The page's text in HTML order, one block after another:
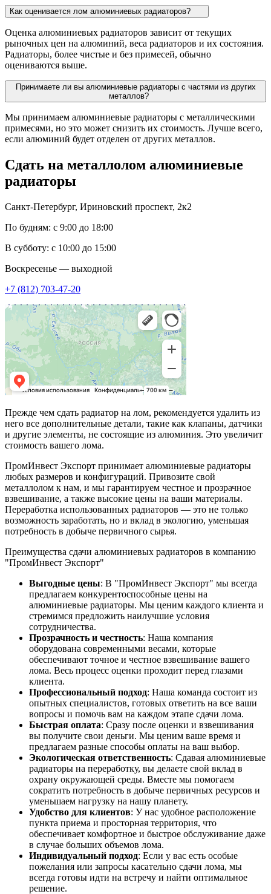
Как оценивается лом алюминиевых радиаторов?
Оценка алюминиевых радиаторов зависит от текущих
рыночных цен на алюминий, веса радиаторов и их состояния.
Радиаторы, более чистые и без примесей, обычно
оцениваются выше.
Принимаете ли вы алюминиевые радиаторы с частями из других
металлов?
Мы принимаем алюминиевые радиаторы с металлическими
примесями, но это может снизить их стоимость. Лучше всего,
если алюминий будет отделен от других металлов.
Сдать на металлолом алюминиевые
радиаторы
Санкт-Петербург, Ириновский проспект, 2к2
По будням: с 9:00 до 18:00
В субботу: с 10:00 до 15:00
Воскресенье — выходной
+7 (812) 703-47-20
Прежде чем сдать радиатор на лом, рекомендуется удалить из
него все дополнительные детали, такие как клапаны, датчики
и другие элементы, не состоящие из алюминия. Это увеличит
стоимость вашего лома.
ПромИнвест Экспорт принимает алюминиевые радиаторы
любых размеров и конфигураций. Привозите свой
металлолом к нам, и мы гарантируем честное и прозрачное
взвешивание, а также высокие цены на ваши материалы.
Переработка использованных радиаторов — это не только
возможность заработать, но и вклад в экологию, уменьшая
потребность в добыче первичного сырья.
Преимущества сдачи алюминиевых радиаторов в компанию
"ПромИнвест Экспорт"
Выгодные цены: В "ПромИнвест Экспорт" мы всегда
предлагаем конкурентоспособные цены на
алюминиевые радиаторы. Мы ценим каждого клиента и
стремимся предложить наилучшие условия
сотрудничества.
Прозрачность и честность: Наша компания
оборудована современными весами, которые
обеспечивают точное и честное взвешивание вашего
лома. Весь процесс оценки проходит перед глазами
клиента.
Профессиональный подход: Наша команда состоит из
опытных специалистов, готовых ответить на все ваши
вопросы и помочь вам на каждом этапе сдачи лома.
Быстрая оплата: Сразу после оценки и взвешивания
вы получите свои деньги. Мы ценим ваше время и
предлагаем разные способы оплаты на ваш выбор.
Экологическая ответственность: Сдавая алюминиевые
радиаторы на переработку, вы делаете свой вклад в
охрану окружающей среды. Вместе мы помогаем
сократить потребность в добыче первичных ресурсов и
уменьшаем нагрузку на нашу планету.
Удобство для клиентов: У нас удобное расположение
пункта приема и просторная территория, что
обеспечивает комфортное и быстрое обслуживание даже
в случае больших объемов лома.
Индивидуальный подход: Если у вас есть особые
пожелания или запросы касательно сдачи лома, мы
всегда готовы идти на встречу и найти оптимальное
решение.